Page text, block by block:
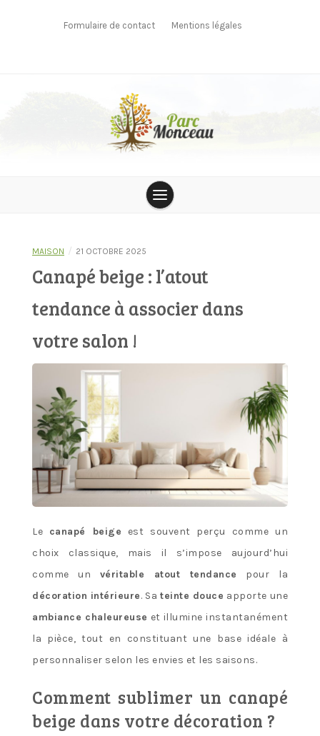
Formulaire de contact Mentions légales
MAISON / 21 OCTOBRE 2025
Canapé beige : l’atout
tendance à associer dans
votre salon !
Le canapé beige est souvent perçu comme un
choix classique, mais il s’impose aujourd’hui
comme un véritable atout tendance
pour la
décoration intérieure. Sateinte douce apporte une
ambiance chaleureuse et illumine instantanément
la pièce, tout en constituant une base idéale à
personnaliser selon les envies et les saisons.
Comment sublimer un canapé
beige dans votre décoration ?